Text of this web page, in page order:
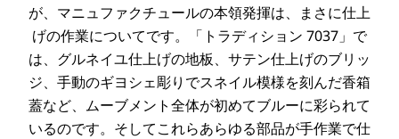
が、マニュファクチュールの本領発揮は、まさに仕上
げの作業についてです。「トラディション 7037」で
は、グルネイユ仕上げの地板、サテン仕上げのブリッ
ジ、手動のギヨシェ彫りでスネイル模様を刻んだ香箱
蓋など、ムーブメント全体が初めてブルーに彩られて
いるのです。そしてこれらあらゆる部品が手作業で仕